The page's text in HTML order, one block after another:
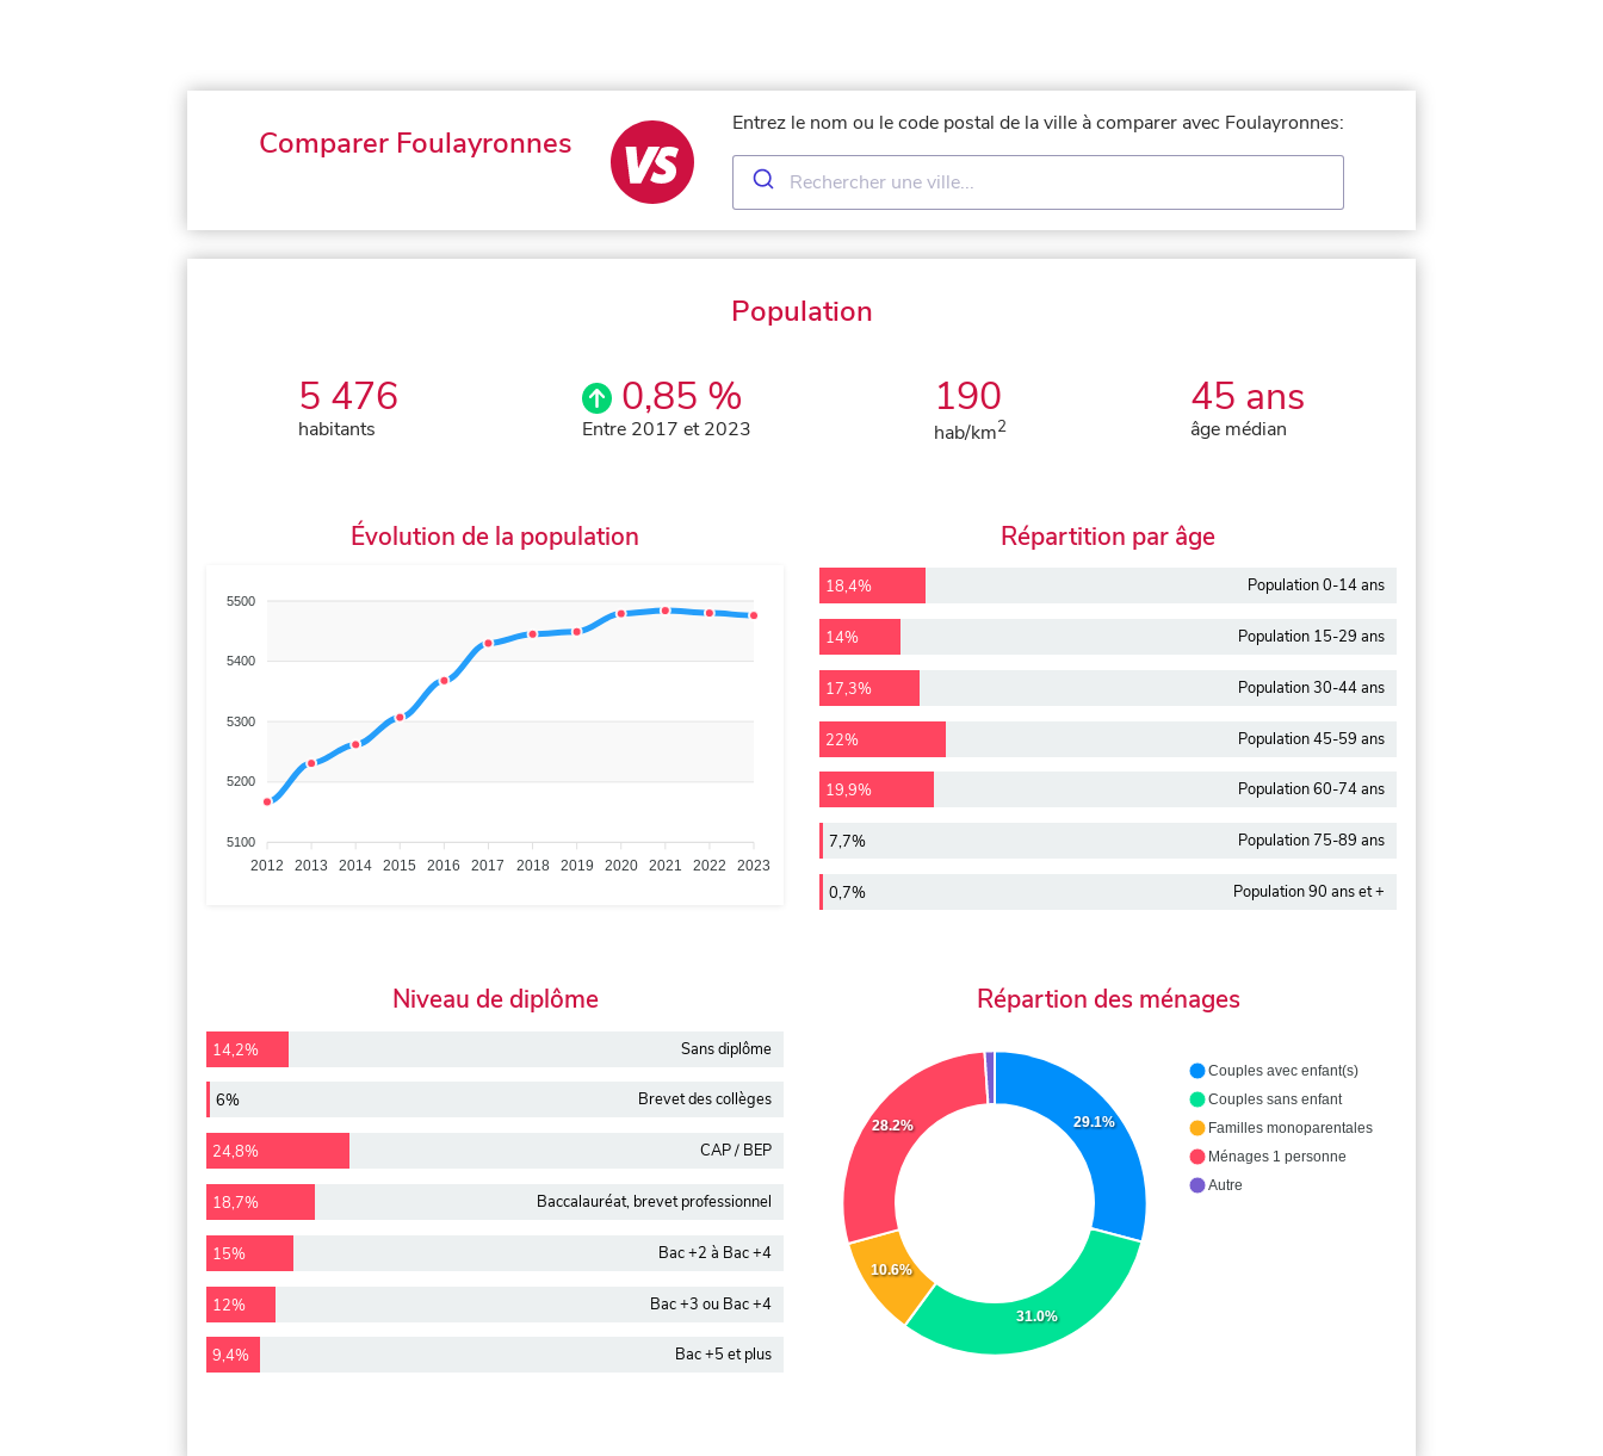
Comparer Foulayronnes
Entrez le nom ou le code postal de la ville à comparer avec Foulayronnes:
Population
5 476
habitants
0,85 %
Entre 2017 et 2023
190
hab/km2
45 ans
âge médian
Évolution de la population
5500
5400
5300
5200
5100
2012 2013 2014 2015 2016 2017 2018 2019 2020 2021 2022 2023
Répartition par âge
18,4% Population 0-14 ans
14% Population 15-29 ans
17,3% Population 30-44 ans
22% Population 45-59 ans
19,9% Population 60-74 ans
7,7% Population 75-89 ans
0,7% Population 90 ans et +
Niveau de diplôme
14,2% Sans diplôme
6% Brevet des collèges
24,8% CAP / BEP
18,7% Baccalauréat, brevet professionnel
15% Bac +2 à Bac +4
12% Bac +3 ou Bac +4
9,4% Bac +5 et plus
Répartion des ménages
29.1%
31.0%
10.6%
28.2%
Couples avec enfant(s)
Couples sans enfant
Familles monoparentales
Ménages 1 personne
Autre